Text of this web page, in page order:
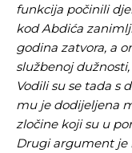
funkcija počinili
kod Abdića
godina zatvora, a
službenoj
Vodili su se tada s
mu je dodijeljena
zločine koji su u
Drugi argument je